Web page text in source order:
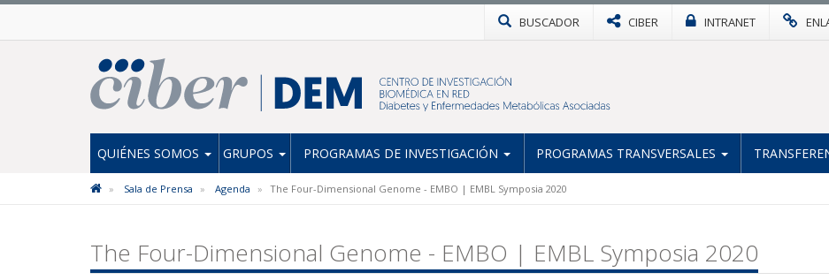
BUSCADOR CIBER INTRANET
QUIÉNES SOMOS GRUPOS PROGRAMAS DE INVESTIGACIÓN PROGRAMAS TRANSVERSALES
Sala de Prensa Agenda The Four-Dimensional Genome - EMBO | EMBL Symposia 2020
The Four-Dimensional Genome - EMBO | EMBL Symposia 2020